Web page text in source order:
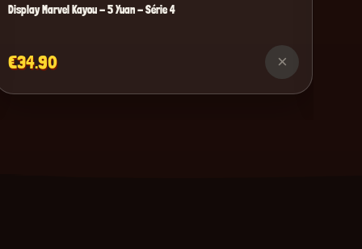
Display Marvel Kayou - 5 Yuan - Série 4
€34.90 ×